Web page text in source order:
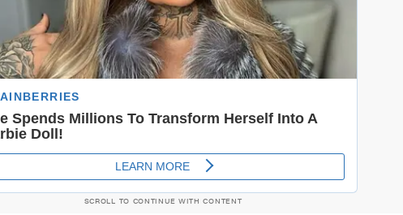
SCROLL TO CONTINUE WITH CONTENT